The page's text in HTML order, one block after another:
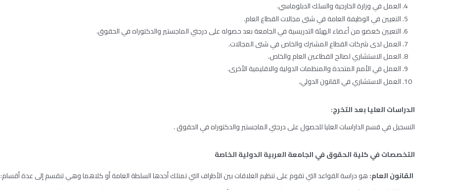
العمل في وزارة الخارجية والسلك الدبلوماسي.
التعيين في الوظيفة العامة في شتى مجالات القطاع العام.
التعيين كعضو من أعضاء الهيئة التدريسية في الجامعة بعد حصوله على درجتي الماجستير والدكتوراه في الحقوق.
العمل لدى شركات القطاع المشترك والخاص في شتى المجالات.
العمل الاستشاري لصالح القطاعين العام والخاص.
العمل في الأمم المتحدة والمنظمات الدولية والاقليمية الأخرى.
العمل الاستشاري في القانون الدولي.
الدراسات العليا بعد التخرج:
التسجيل في قسم الداراسات العليا للحصول على درجتي الماجستير والدكتوراه في الحقوق .
التخصصات في كلية الحقوق في الجامعة العربية الدولية الخاصة
القانون العام:هو دراسة القواعد التي تقوم على تنظيم العلاقات بين الأطراف التي تمتلك أحدها السلطة العامة أو كلاهما وهي تنقسم إلى عدة أقسام: